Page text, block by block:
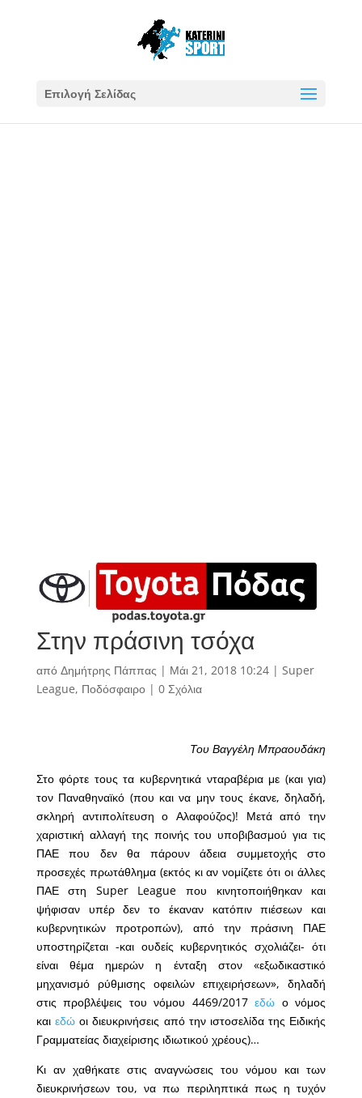
Επιλογή Σελίδας
Στην πράσινη τσόχα
από Δημήτρης Πάππας | Μάι 21, 2018 10:24| Super
League, Ποδόσφαιρο| 0 Σχόλια
Του Βαγγέλη Μπραουδάκη
Στο φόρτε τους τα κυβερνητικά νταραβέρια με (και για)
τον Παναθηναϊκό (που και να μην τους έκανε, δηλαδή,
σκληρή αντιπολίτευση ο Αλαφούζος)! Μετά από την
χαριστική αλλαγή της ποινής του υποβιβασμού για τις
ΠΑΕ που δεν θα πάρουν άδεια συμμετοχής στο
προσεχές πρωτάθλημα (εκτός κι αν νομίζετε ότι οι άλλες
ΠΑΕ στη Super League που κινητοποιήθηκαν και
ψήφισαν υπέρ δεν το έκαναν κατόπιν πιέσεων και
κυβερνητικών προτροπών), από την πράσινη ΠΑΕ
υποστηρίζεται -και ουδείς κυβερνητικός σχολιάζει- ότι
είναι θέμα ημερών η ένταξη στον «εξωδικαστικό
μηχανισμό ρύθμισης οφειλών επιχειρήσεων», δηλαδή
στις προβλέψεις του νόμου 4469/2017 εδώ ο νόμος
και εδώ οι διευκρινήσεις από την ιστοσελίδα της Ειδικής
Γραμματείας διαχείρισης ιδιωτικού χρέους)…
Κι αν χαθήκατε στις αναγνώσεις του νόμου και των
διευκρινήσεων του, να πω περιληπτικά πως η τυχόν